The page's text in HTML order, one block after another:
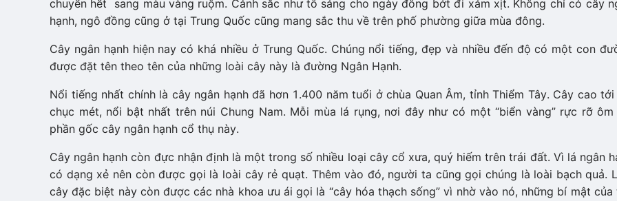
chuyển hết sang màu vàng ruộm. Cảnh sắc như tô sáng cho ngày đông bớt đi xám xịt. Không chỉ có cây
hạnh, ngô đồng cũng ở tại Trung Quốc cũng mang sắc thu về trên phố phường giữa mùa đông.
Cây ngân hạnh hiện nay có khá nhiều ở Trung Quốc. Chúng nổi tiếng, đẹp và nhiều đến độ có một con
được đặt tên theo tên của những loài cây này là đường Ngân Hạnh.
Nổi tiếng nhất chính là cây ngân hạnh đã hơn 1.400 năm tuổi ở chùa Quan Âm, tỉnh Thiểm Tây. Cây cao
chục mét, nổi bật nhất trên núi Chung Nam. Mỗi mùa lá rụng, nơi đây như có một “biển vàng” rực rỡ ôm
phần gốc cây ngân hạnh cổ thụ này.
Cây ngân hạnh còn đực nhận định là một trong số nhiều loại cây cổ xưa, quý hiếm trên trái đất. Vì lá ngân
có dạng xẻ nên còn được gọi là loài cây rẻ quạt. Thêm vào đó, người ta cũng gọi chúng là loài bạch quả.
cây đặc biệt này còn được các nhà khoa ưu ái gọi là “cây hóa thạch sống” vì nhờ vào nó, những bí mật của